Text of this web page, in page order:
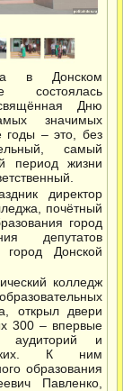
в Донском
состоялась
Дню
значимых
годы – это, без
самый
период жизни
директор
почётный
город
депутатов
город Донской
колледж
открыл двери
300 – впервые
аудиторий и
К ним
образования
Павленко,